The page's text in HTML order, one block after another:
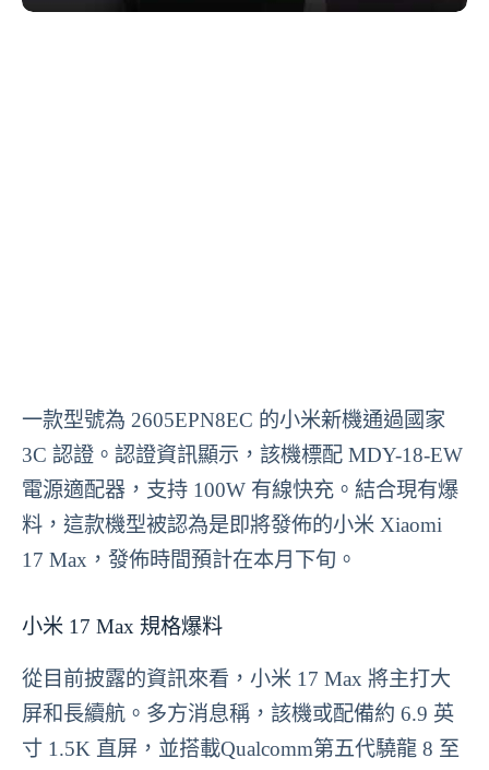
一款型號為 2605EPN8EC 的小米新機通過國家
3C 認證。認證資訊顯示，該機標配 MDY-18-EW
電源適配器，支持 100W 有線快充。結合現有爆
料，這款機型被認為是即將發佈的小米 Xiaomi
17 Max，發佈時間預計在本月下旬。
小米 17 Max 規格爆料
從目前披露的資訊來看，小米 17 Max 將主打大
屏和長續航。多方消息稱，該機或配備約 6.9 英
寸 1.5K 直屏，並搭載Qualcomm第五代驍龍 8 至